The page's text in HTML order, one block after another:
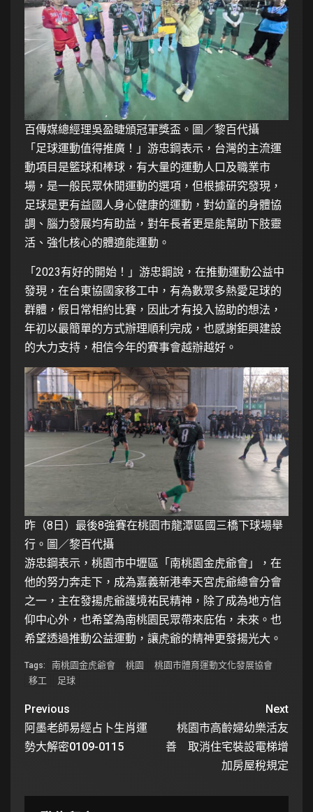
百傳媒總經理吳盈睫頒冠軍獎盃。圖／黎百代攝
「足球運動值得推廣！」游忠鋼表示，台灣的主流運
動項目是籃球和棒球，有大量的運動人口及職業市
場，是一般民眾休閒運動的選項，但根據研究發現，
足球是更有益國人身心健康的運動，對幼童的身體協
調、腦力發展均有助益，對年長者更是能幫助下肢靈
活、強化核心的體適能運動。
「2023有好的開始！」游忠鋼說，在推動運動公益中
發現，在台東協國家移工中，有為數眾多熱愛足球的
群體，假日常相約比賽，因此才有投入協助的想法，
年初以最簡單的方式辦理順利完成，也感謝鉅興建設
的大力支持，相信今年的賽事會越辦越好。
昨（8日）最後8強賽在桃園市龍潭區國三橋下球場舉
行。圖／黎百代攝
游忠鋼表示，桃園市中壢區「南桃園金虎爺會」，在
他的努力奔走下，成為嘉義新港奉天宮虎爺總會分會
之一，主在發揚虎爺護境祐民精神，除了成為地方信
仰中心外，也希望為南桃園民眾帶來庇佑，未來。也
希望透過推動公益運動，讓虎爺的精神更發揚光大。
Tags: 南桃園金虎爺會 桃園
桃園市體育運動文化發展協會
移工
足球
Previous
阿墨老師易經占卜生肖運
勢大解密0109-0115
Next
桃園市高齡婦幼樂活友
善 取消住宅裝設電梯增
加房屋稅規定